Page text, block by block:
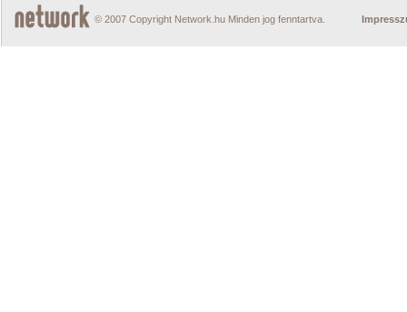
© 2007 Copyright Network.hu Minden jog fenntartva.